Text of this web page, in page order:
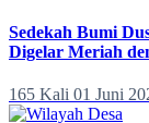
Sedekah Bumi
Digelar Meriah
165 Kali 01 Juni